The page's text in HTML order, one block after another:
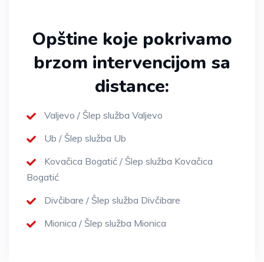
Opštine koje pokrivamo
brzom intervencijom sa
distance:
Valjevo / Šlep služba Valjevo
Ub / Šlep služba Ub
Kovačica Bogatić / Šlep služba Kovačica
Bogatić
Divčibare / Šlep služba Divčibare
Mionica / Šlep služba Mionica